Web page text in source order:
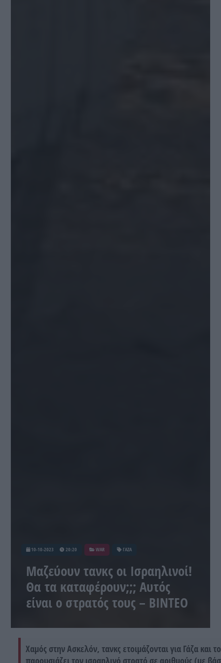
10-10-2023 20:20 WAR ΓΑΖΑ
Μαζεύουν τανκς οι Ισραηλινοί!
Θα τα καταφέρουν;;; Αυτός
είναι ο στρατός τους – ΒΙΝΤΕΟ
Χαμός στην Ασκελόν, τανκς ετοιμάζονται για Γάζα και
παρουσιάζει τον ισραηλινό στρατό σε αριθμούς (με